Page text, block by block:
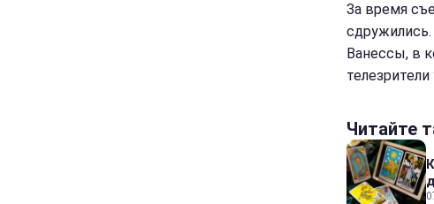
За время
Ванессы, в
Читайте